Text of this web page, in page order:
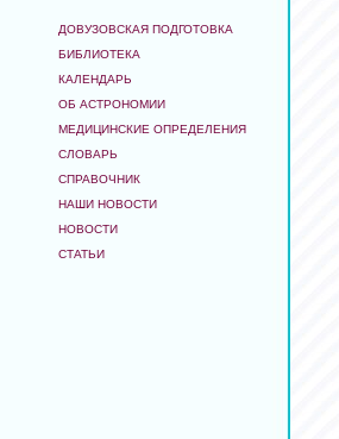
ДОВУЗОВСКАЯ ПОДГОТОВКА
БИБЛИОТЕКА
КАЛЕНДАРЬ
ОБ АСТРОНОМИИ
МЕДИЦИНСКИЕ ОПРЕДЕЛЕНИЯ
СЛОВАРЬ
СПРАВОЧНИК
НАШИ НОВОСТИ
НОВОСТИ
СТАТЬИ